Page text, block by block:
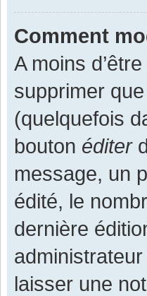
Comment
A moins
supprimer
(quelquefois
bouton éditer
message, un
édité, le
dernière
laisser une